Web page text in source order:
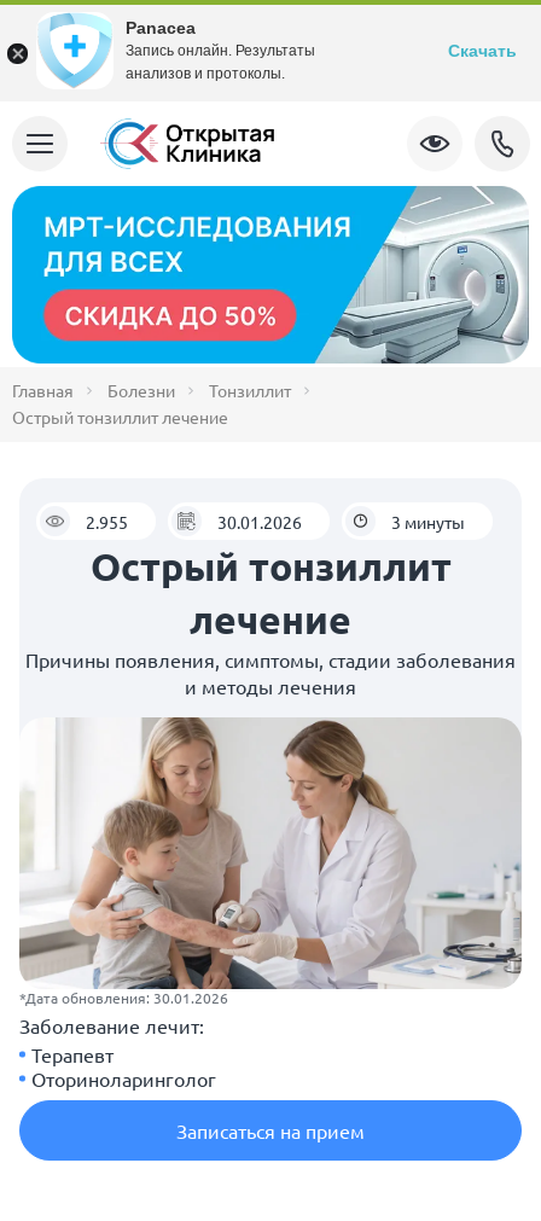
Главная Болезни
Тонзиллит
Острый тонзиллит лечение
2.955 30.01.2026 3 минуты
Острый тонзиллит
лечение
Причины появления, симптомы, стадии заболевания
и методы лечения
*Дата обновления: 30.01.2026
Заболевание лечит:
Терапевт
Оториноларинголог
Записаться на прием
Panacea
Запись онлайн. Результаты
анализов и протоколы.
Скачать